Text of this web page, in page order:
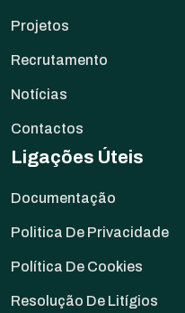
Projetos
Recrutamento
Notícias
Contactos
Ligações Úteis
Documentação
Politica De Privacidade
Política De Cookies
Resolução De Litígios